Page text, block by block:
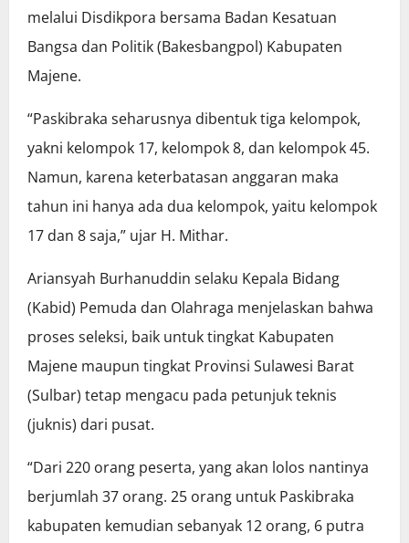
melalui Disdikpora bersama Badan Kesatuan
Bangsa dan Politik (Bakesbangpol) Kabupaten
Majene.
“Paskibraka seharusnya dibentuk tiga kelompok,
yakni kelompok 17, kelompok 8, dan kelompok 45.
Namun, karena keterbatasan anggaran maka
tahun ini hanya ada dua kelompok, yaitu kelompok
17 dan 8 saja,” ujar H. Mithar.
Ariansyah Burhanuddin selaku Kepala Bidang
(Kabid) Pemuda dan Olahraga menjelaskan bahwa
proses seleksi, baik untuk tingkat Kabupaten
Majene maupun tingkat Provinsi Sulawesi Barat
(Sulbar) tetap mengacu pada petunjuk teknis
(juknis) dari pusat.
“Dari 220 orang peserta, yang akan lolos nantinya
berjumlah 37 orang. 25 orang untuk Paskibraka
kabupaten kemudian sebanyak 12 orang, 6 putra